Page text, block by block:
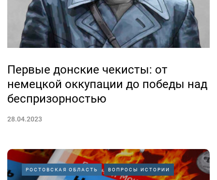
Первые донские чекисты: от
немецкой оккупации до победы над
беспризорностью
28.04.2023
РОСТОВСКАЯ ОБЛАСТЬ ВОПРОСЫ ИСТОРИИ